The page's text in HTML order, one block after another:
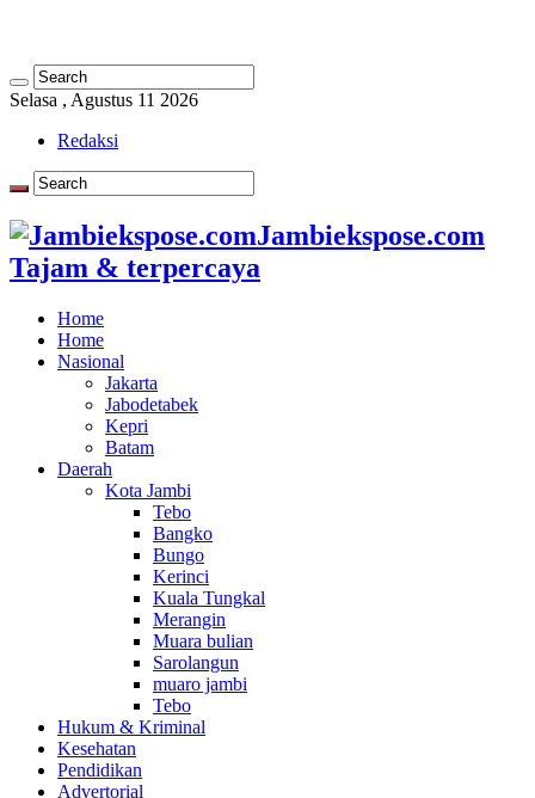
Selasa , Agustus 11 2026
Redaksi
Jambiekspose.com
Tajam & terpercaya
Home
Home
Nasional
Jakarta
Jabodetabek
Kepri
Batam
Daerah
Kota Jambi
Tebo
Bangko
Bungo
Kerinci
Kuala Tungkal
Merangin
Muara bulian
Sarolangun
muaro jambi
Tebo
Hukum & Kriminal
Kesehatan
Pendidikan
Advertorial